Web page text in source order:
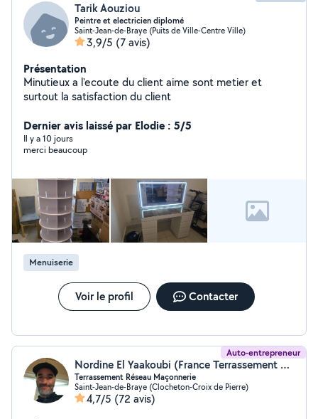
Tarik Aouziou
Peintre et electricien diplomé
Saint-Jean-de-Braye (Puits de Ville-Centre Ville)
3,9/5 (7 avis)
Présentation
Minutieux a l'ecoute du client aime sont metier et
surtout la satisfaction du client
Dernier avis laissé par Elodie : 5/5
Il y a 10 jours
merci beaucoup
Menuiserie
Voir le profil Contacter
Auto-entrepreneur
Nordine El Yaakoubi (France Terrassement 45)
Terrassement Réseau Maçonnerie
Saint-Jean-de-Braye (Clocheton-Croix de Pierre)
4,7/5 (72 avis)